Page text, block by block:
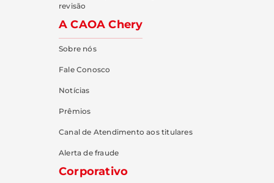
revisão
A CAOA Chery
Sobre nós
Fale Conosco
Notícias
Prêmios
Canal de Atendimento aos titulares
Alerta de fraude
Corporativo